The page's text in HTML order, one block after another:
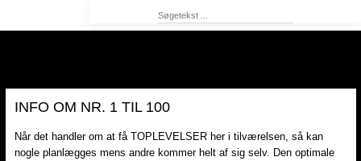
INFO OM NR. 1 TIL 100
Når det handler om at få TOPLEVELSER her i tilværelsen, så kan
nogle planlægges mens andre kommer helt af sig selv. Den optimale